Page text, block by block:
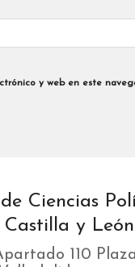
y web en este
Ciencias
y León
110